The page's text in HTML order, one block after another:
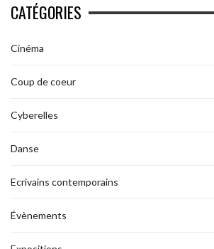
CATÉGORIES
Cinéma
Coup de coeur
Cyberelles
Danse
Ecrivains contemporains
Évènements